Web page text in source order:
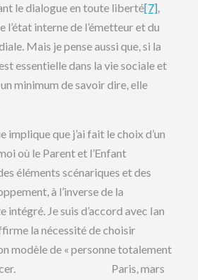
le dialogue en toute liberté[7],
interne de l’émetteur et du
Mais je pense aussi que, si la
essentielle dans la vie sociale et
minimum de savoir dire, elle
que j’ai fait le choix d’un
où le Parent et l’Enfant
éléments scénariques et des
à l’inverse de la
intégré. Je suis d’accord avec Ian
la nécessité de choisir
modèle de « personne totalement
Paris, mars